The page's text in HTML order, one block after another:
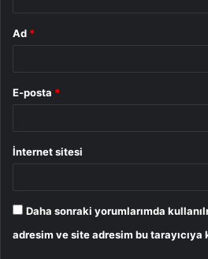
Ad *
E-posta *
İnternet sitesi
Daha sonraki yorumlarımda
adresim ve site adresim bu tarayıcıya